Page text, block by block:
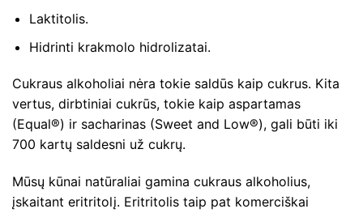
Laktitolis.
Hidrinti krakmolo hidrolizatai.
Cukraus alkoholiai nėra tokie saldūs kaip cukrus. Kita
vertus, dirbtiniai cukrūs, tokie kaip aspartamas
(Equal®) ir sacharinas (Sweet and Low®), gali būti iki
700 kartų saldesni už cukrų.
Mūsų kūnai natūraliai gamina cukraus alkoholius,
įskaitant eritritolį. Eritritolis taip pat komerciškai